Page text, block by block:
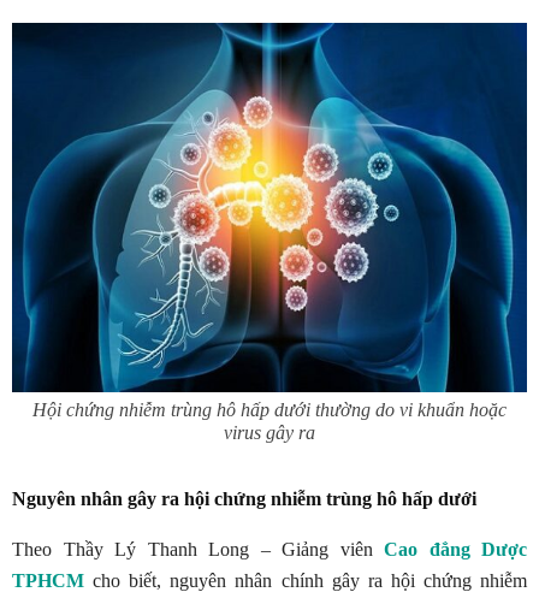
Hội chứng nhiễm trùng hô hấp dưới thường do vi khuẩn hoặc
virus gây ra
Nguyên nhân gây ra hội chứng nhiễm trùng hô hấp dưới
Theo Thầy Lý Thanh Long – Giảng viên Cao đẳng Dược
TPHCM cho biết, nguyên nhân chính gây ra hội chứng nhiễm